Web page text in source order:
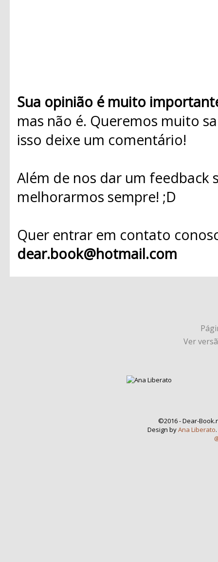
Sua opinião é muito
mas não é. Queremos muito
isso deixe um comentário!
Além de nos dar um
melhorarmos sempre! ;D
Quer entrar em contato
dear.book@hotmail.com
Ver
©2016 - Dear-
Design byAna Liberato